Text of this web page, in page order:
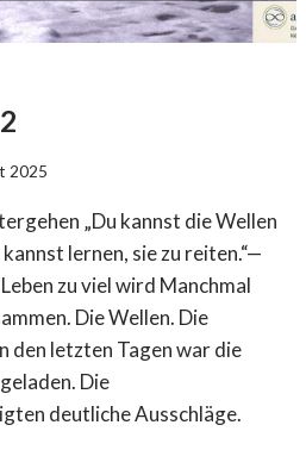
2025
„Du kannst die Wellen
lernen, sie zu reiten.“—
zu viel wird Manchmal
Die Wellen. Die
den letzten Tagen war die
Die
deutliche Ausschläge.